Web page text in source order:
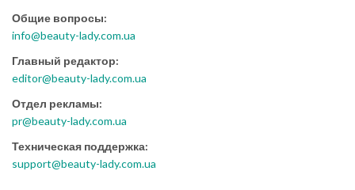
Общие вопросы:
info@beauty-lady.com.ua
Главный редактор:
editor@beauty-lady.com.ua
Отдел рекламы:
pr@beauty-lady.com.ua
Техническая поддержка:
support@beauty-lady.com.ua